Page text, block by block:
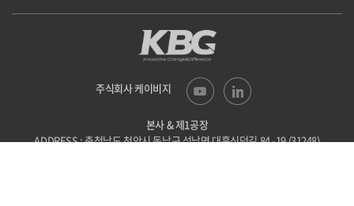
주식회사 케이비지
본사 & 제1공장
ADDRESS : 충청남도 천안시 동남구 성남면대흥신덕길 84 -19 (31248)